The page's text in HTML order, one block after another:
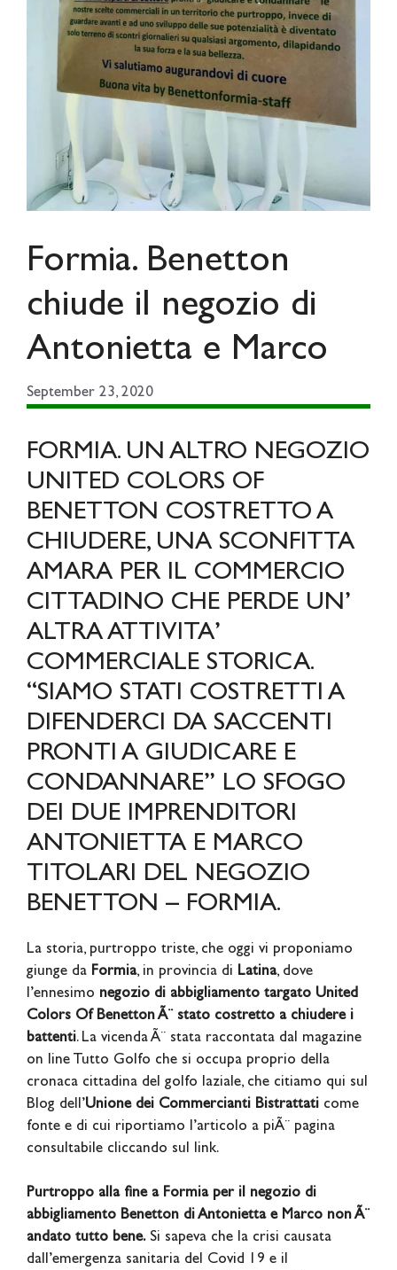
Formia. Benetton
chiude il negozio di
Antonietta e Marco
September 23, 2020
FORMIA. UN ALTRO NEGOZIO
UNITED COLORS OF
BENETTON COSTRETTO A
CHIUDERE, UNA SCONFITTA
AMARA PER IL COMMERCIO
CITTADINO CHE PERDE UN’
ALTRA ATTIVITA’
COMMERCIALE STORICA.
“SIAMO STATI COSTRETTI A
DIFENDERCI DA SACCENTI
PRONTI A GIUDICARE E
CONDANNARE” LO SFOGO
DEI DUE IMPRENDITORI
ANTONIETTA E MARCO
TITOLARI DEL NEGOZIO
BENETTON – FORMIA.
La storia, purtroppo triste, che oggi vi proponiamo
giunge da Formia, in provincia di Latina, dove
l’ennesimo negozio di abbigliamento targato United
Colors Of Benetton Ã¨ stato costretto a chiudere i
battenti. La vicenda Ã¨ stata raccontata dal magazine
on line Tutto Golfo che si occupa proprio della
cronaca cittadina del golfo laziale, che citiamo qui sul
Blog dell’Unione dei Commercianti Bistrattati come
fonte e di cui riportiamo l’articolo a piÃ¨ pagina
consultabile cliccando sul link.
Purtroppo alla fine a Formia per il negozio di
abbigliamento Benetton di Antonietta e Marco non Ã¨
andato tutto bene.Si sapeva che la crisi causata
dall’emergenza sanitaria del Covid 19 e il